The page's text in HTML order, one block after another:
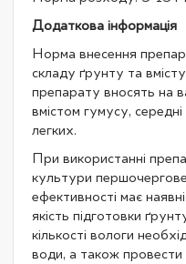
Додаткова інформація
Норма внесення
складу ґрунту та
препарату вносять на
вмістом гумусу,
легких.
При використанні
культури
ефективності має
якість підготовки
кількості вологи
води, а також провести